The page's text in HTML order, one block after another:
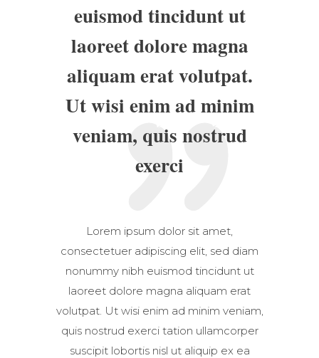
euismod tincidunt ut
laoreet dolore magna
aliquam erat volutpat.
Ut wisi enim ad minim
veniam, quis nostrud
exerci
Lorem ipsum dolor sit amet,
consectetuer adipiscing elit, sed diam
nonummy nibh euismod tincidunt ut
laoreet dolore magna aliquam erat
volutpat. Ut wisi enim ad minim veniam,
quis nostrud exerci tation ullamcorper
suscipit lobortis nisl ut aliquip ex ea